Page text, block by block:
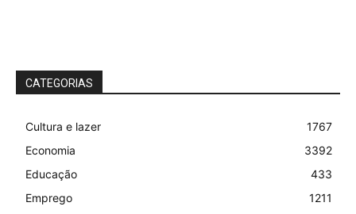
CATEGORIAS
Cultura e lazer
1767
Economia
3392
Educação
433
Emprego
1211